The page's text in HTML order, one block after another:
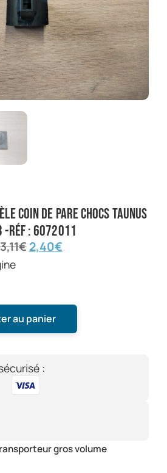
coin de pare chocs taunus
-réf : 6072011
3,11€ 2,40€
au panier
:
gros volume